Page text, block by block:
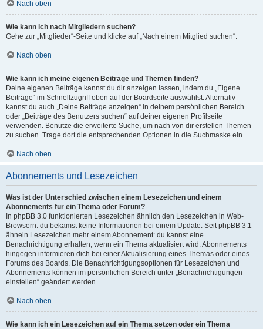
Nach oben
Wie kann ich nach Mitgliedern suchen?
Gehe zur „Mitglieder“-Seite und klicke auf „Nach einem Mitglied suchen“.
Nach oben
Wie kann ich meine eigenen Beiträge und Themen finden?
Deine eigenen Beiträge kannst du dir anzeigen lassen, indem du „Eigene
Beiträge“ im Schnellzugriff oben auf der Boardseite auswählst. Alternativ
kannst du auch „Deine Beiträge anzeigen“ in deinem persönlichen Bereich
oder „Beiträge des Benutzers suchen“ auf deiner eigenen Profilseite
verwenden. Benutze die erweiterte Suche, um nach von dir erstellen Themen
zu suchen. Trage dort die entsprechenden Optionen in die Suchmaske ein.
Nach oben
Abonnements und Lesezeichen
Was ist der Unterschied zwischen einem Lesezeichen und einem
Abonnements für ein Thema oder Forum?
In phpBB 3.0 funktionierten Lesezeichen ähnlich den Lesezeichen in Web-
Browsern: du bekamst keine Informationen bei einem Update. Seit phpBB 3.1
ähneln Lesezeichen mehr einem Abonnement: du kannst eine
Benachrichtigung erhalten, wenn ein Thema aktualisiert wird. Abonnements
hingegen informieren dich bei einer Aktualisierung eines Themas oder eines
Forums des Boards. Die Benachrichtigungsoptionen für Lesezeichen und
Abonnements können im persönlichen Bereich unter „Benachrichtigungen
einstellen“ geändert werden.
Nach oben
Wie kann ich ein Lesezeichen auf ein Thema setzen oder ein Thema